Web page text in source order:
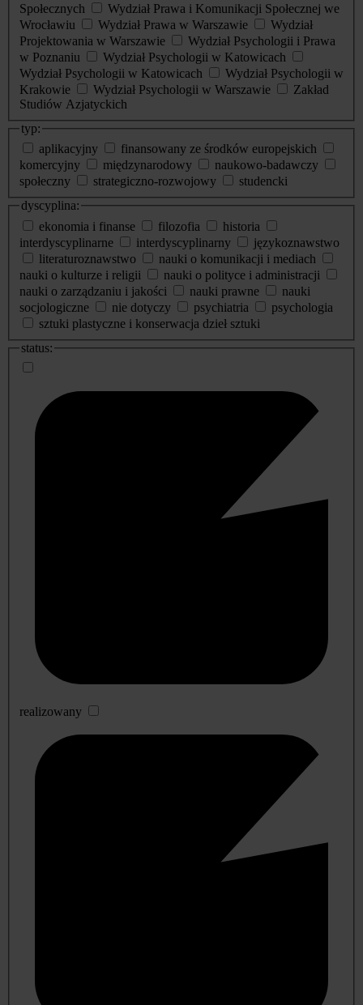
Społecznych
Wydział Prawa i Komunikacji Społecznej we
Wrocławiu
Wydział Prawa w Warszawie
Wydział
Projektowania w Warszawie
Wydział Psychologii i Prawa
w Poznaniu
Wydział Psychologii w Katowicach
Wydział Psychologii w Katowicach
Wydział Psychologii w
Krakowie
Wydział Psychologii w Warszawie
Zakład
Studiów Azjatyckich
typ:
aplikacyjny
finansowany ze środków europejskich
komercyjny
międzynarodowy
naukowo-badawczy
społeczny
strategiczno-rozwojowy
studencki
dyscyplina:
ekonomia i finanse
filozofia
historia
interdyscyplinarne
interdyscyplinarny
językoznawstwo
literaturoznawstwo
nauki o komunikacji i mediach
nauki o kulturze i religii
nauki o polityce i administracji
nauki o zarządzaniu i jakości
nauki prawne
nauki
socjologiczne
nie dotyczy psychiatria
psychologia
sztuki plastyczne i konserwacja dzieł sztuki
status:
realizowany